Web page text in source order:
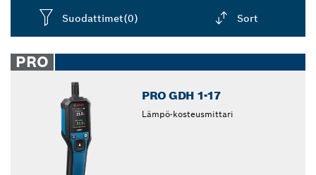
Suodattimet(0) Sort
closed
PRO
PRO GDH 1-17
Lämpö-kosteusmittari